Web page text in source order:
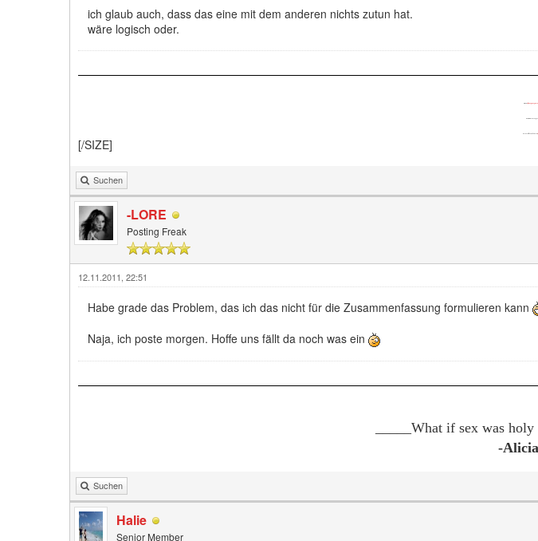
ich glaub auch, dass das eine mit dem anderen nichts zutun hat.
wäre logisch oder.
http://forum.gilmoregirls.de/
reason not to enjoy the music!"
[/SIZE]
Suchen
-LORE
Posting Freak
12.11.2011, 22:51
Habe grade das Problem, das ich das nicht für die Zusammenfassung formulieren kann
Naja, ich poste morgen. Hoffe uns fällt da noch was ein
_____What if sex was
-
Suchen
Halie
Senior Member